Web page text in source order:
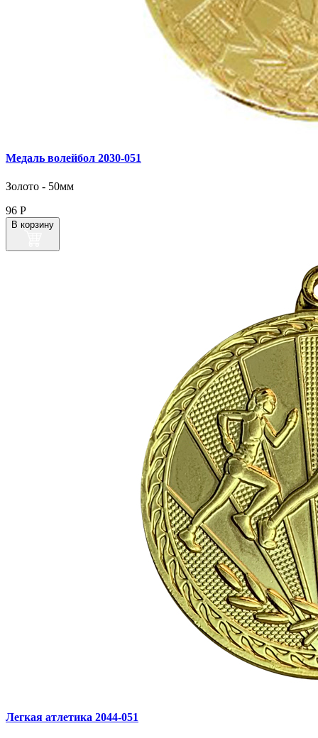
Медаль волейбол 2030‑051
Золото - 50мм
96 Р
В корзину
Легкая атлетика 2044‑051